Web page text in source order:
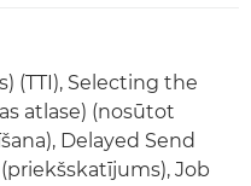
(TTI), Selecting the
atlase) (nosūtot
Delayed Send
Job